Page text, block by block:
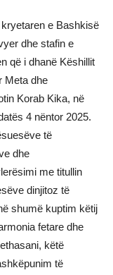
e Bashkisë
dhe stafin e
që i dhanë Këshillit
Meta dhe
Korab Kika, në
4 nëntor 2025.
të
dhe
me titullin
dinjitoz të
shumë kuptim këtij
fetare dhe
këtë
të